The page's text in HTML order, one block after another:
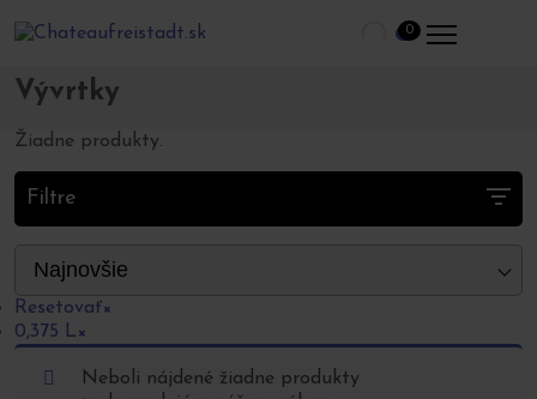
0
Vývrtky
Žiadne produkty.
Filtre
Najnovšie
Resetovať×
0,375 L×
Neboli nájdené žiadne produkty